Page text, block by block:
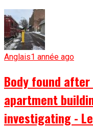
Anglais1 année ago
Body found
apartment
investigating -